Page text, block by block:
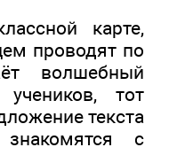
карте,
проводят по
волшебный
тот
текста
с